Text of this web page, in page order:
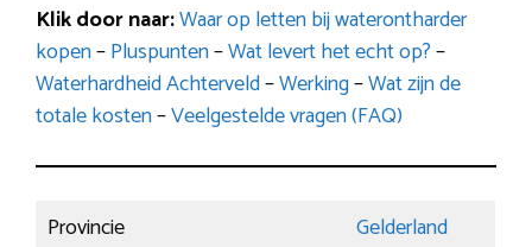
Klik door naar:Waar op letten bij waterontharder
kopen–Pluspunten–Wat levert het echt op?–
Waterhardheid Achterveld–Werking–Wat zijn de
totale kosten–Veelgestelde vragen (FAQ)
Provincie
Gelderland